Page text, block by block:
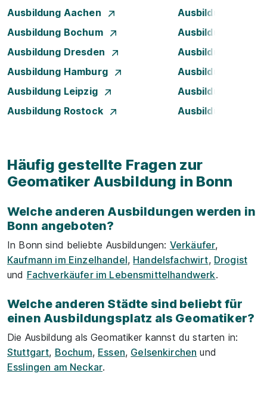
Ausbildung Aachen
Ausbildung
Ausbildung Bochum
Ausbildung
Ausbildung Dresden
Ausbildung
Ausbildung Hamburg
Ausbildung
Ausbildung Leipzig
Ausbildung
Ausbildung Rostock
Ausbildung
Häufig gestellte Fragen zur
Geomatiker Ausbildung in Bonn
Welche anderen Ausbildungen werden in
Bonn angeboten?
In Bonn sind beliebte Ausbildungen: Verkäufer,
Kaufmann im Einzelhandel, Handelsfachwirt, Drogist
und Fachverkäufer im Lebensmittelhandwerk.
Welche anderen Städte sind beliebt für
einen Ausbildungsplatz als Geomatiker?
Die Ausbildung als Geomatiker kannst du starten in:
Stuttgart, Bochum, Essen, Gelsenkirchen und
Esslingen am Neckar.